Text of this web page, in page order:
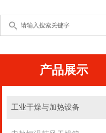
产品展示
工业干燥与加热设备